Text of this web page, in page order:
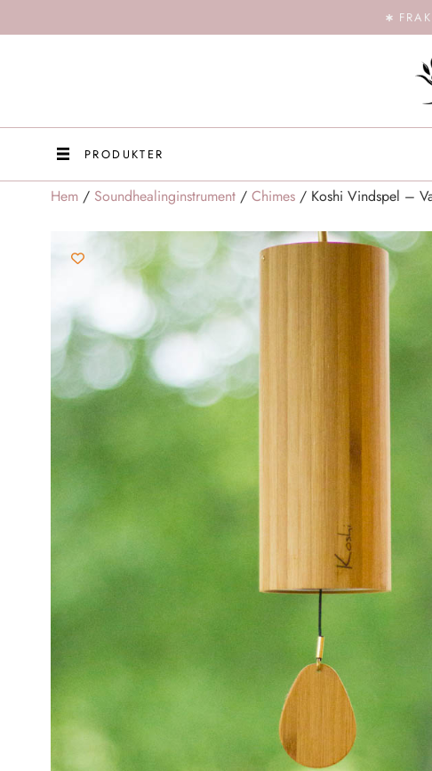
PRODUKTER
Hem / Soundhealinginstrument / Chimes / Koshi Vindspel –